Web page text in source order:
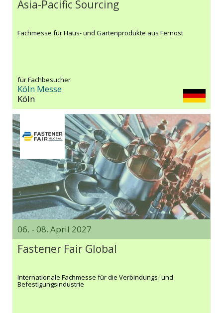
Asia-Pacific Sourcing
Fachmesse für Haus- und Gartenprodukte aus Fernost
für Fachbesucher
Köln Messe
Köln
06. - 08. April 2027
Fastener Fair Global
Internationale Fachmesse für die Verbindungs- und
Befestigungsindustrie